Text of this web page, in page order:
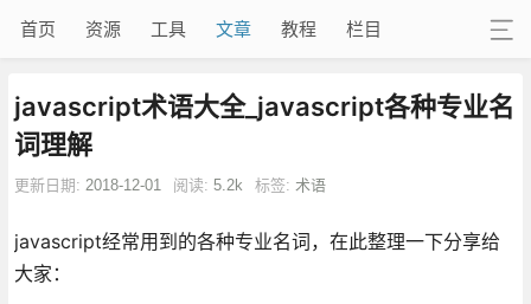
首页 资源 工具 文章 教程 栏目
javascript术语大全_javascript各种专业名
词理解
更新日期: 2018-12-01 阅读: 5.2k 标签: 术语
javascript经常用到的各种专业名词，在此整理一下分享给
大家：